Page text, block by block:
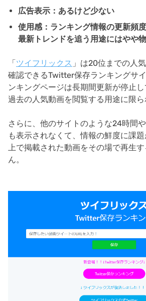
広告表示：あるけど少ない
使用感：ランキング情報の更新頻
最新トレンドを追う用途にはやや
「ツイフリックス 」は20位までの人
確認できるTwitter保存ランキングサ
ンキングページは長期間更新が停止し
過去の人気動画を閲覧する用途に限ら
さらに、他のサイトのような24時間
も表示されなくて、情報の鮮度に課
上で掲載された動画をその場で再生
ん。